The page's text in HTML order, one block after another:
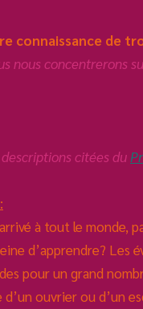
connaissance de
nous concentrerons
citées du
à tout le monde,
d’apprendre?
pour un grand
ouvrier ou d’un